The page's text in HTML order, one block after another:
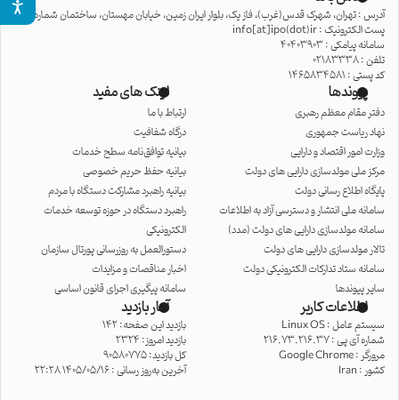
آدرس : تهران، شهرک قدس(غرب)، فاز یک، بلوار ایران زمین، خیابان مهستان، ساختمان شماره 15
پست الکترونیک : info[at]ipo(dot)ir
سامانه پیامکی : 40403903
تلفن : 02183338
کد پستی : 1465834581
پیوندها
دفتر مقام معظم رهبری
نهاد ریاست جمهوری
وزارت امور اقتصاد و دارایی
مرکز ملی مولدسازی دارایی های دولت
پایگاه اطلاع رسانی دولت
سامانه ملی انتشار و دسترسی آزاد به اطلاعات
سامانه مولدسازی دارایی های دولت (مدد)
تالار مولدسازی دارایی های دولت
سامانه ستاد تدارکات الکترونیکی دولت
سایر پیوندها
لینک های مفید
ارتباط با ما
درگاه شفافیت
بیانیه توافق‌نامه سطح خدمات
بیانیه حفظ حریم خصوصی
بیانیه راهبرد مشارکت دستگاه با مردم
راهبرد دستگاه در حوزه توسعه خدمات
الکترونیکی
دستورالعمل به روزرسانی پورتال سازمان
اخبار مناقصات و مزایدات
سامانه پیگیری اجرای قانون اساسی
اطلاعات کاربر
سیستم عامل :Linux OS
شماره آی پی :216.73.216.37
مرورگر :Google Chrome
کشور : Iran
آمار بازدید
بازدید این صفحه: 142
بازدید امروز: 2324
کل بازدید: 90580775
آخرین به‌روز رسانی : 1405/05/16 22:28